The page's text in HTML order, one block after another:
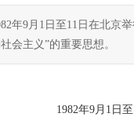
年9月1日至11日在北京
会主义”的重要思想。
1982年9月1日